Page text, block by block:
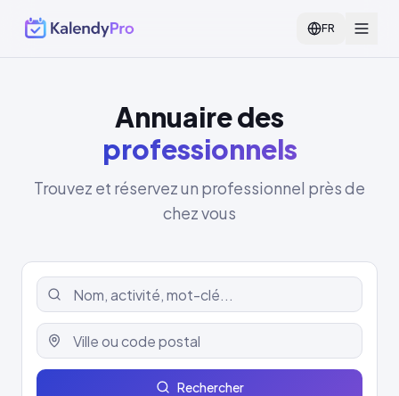
FR
Annuaire des
professionnels
Trouvez et réservez un professionnel près de
chez vous
Rechercher